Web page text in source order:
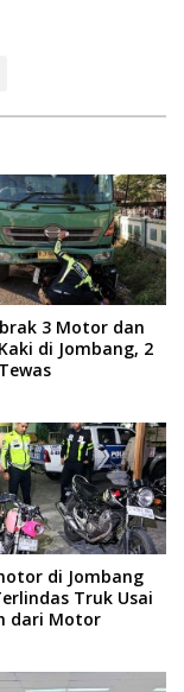
3 Motor dan
di Jombang, 2
di Jombang
Truk Usai
dari Motor